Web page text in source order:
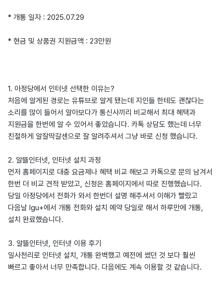
* 개통 일자 : 2025.07.29
* 현금 및 상품권 지원금액 : 23만원
1. 아정당에서 인터넷 선택한 이유는?
처음에 알게된 경로는 유튜브로 알게 됐는데 지인들 한테도 괜찮다는
소리를 많이 들어서 알아보다가 통신사끼리 비교해서 최대 혜택과
지원금을 한번에 알 수 있어서 좋았습니다. 카톡 상담도 했는데 너무
친절하게 알잘딱갈센으로 잘 알려주셔서 그냥 바로 신청 했습니다.
2. 알뜰인터넷, 인터넷 설치 과정
먼저 홈페이지로 대충 요금제나 혜택 비교 해보고 카톡으로 문의 남겨서
한번 더 비교 견적 받았고, 신청은 홈페이지에서 따로 진행했습니다.
당일 아정당에서 전화가 와서 한번더 설명 해주셔서 이해가 빨랐고
다음날 lgu+에서 개통 전화와 설치 예약 당일로 해서 하루만에 개통,
설치 완료했습니다.
3. 알뜰인터넷, 인터넷 이용 후기
일사천리로 인터넷 설치, 개통 완벽했고 예전에 썼던 것 보다 훨씬
빠르고 좋아서 너무 만족합니다. 다음에도 계속 이용할 것 같습니다.